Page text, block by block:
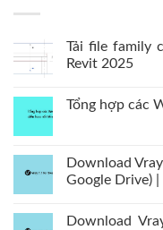
Tải file family
Revit 2025
Tổng hợp các
Download
Google Drive)
Download